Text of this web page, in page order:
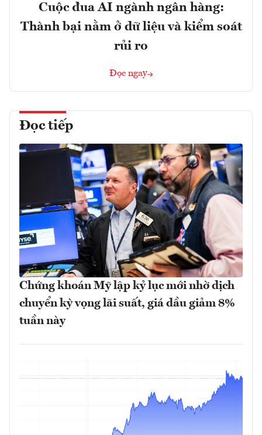
Cuộc đua AI ngành ngân hàng:
Thành bại nằm ở dữ liệu và kiểm soát
rủi ro
Đọc ngay
Đọc tiếp
Chứng khoán Mỹ lập kỷ lục mới nhờ dịch
chuyển kỳ vọng lãi suất, giá dầu giảm 8%
tuần này